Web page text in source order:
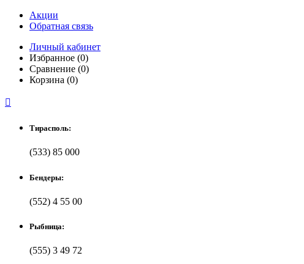
Акции
Обратная связь
Личный кабинет
Избранное (0)
Сравнение (0)
Корзина (0)

Тирасполь:
(533) 85 000
Бендеры:
(552) 4 55 00
Рыбница:
(555) 3 49 72